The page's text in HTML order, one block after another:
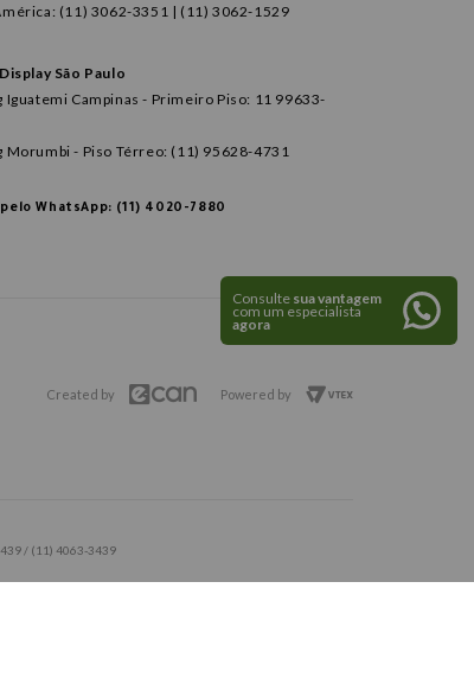
(11) 3062-3351 | (11) 3062-1529
São Paulo
Iguatemi Campinas - Primeiro Piso: 11 99633-
Morumbi - Piso Térreo: (11) 95628-4731
WhatsApp: (11) 4020-7880
Created by Powered by
/ (11) 4063-3439
Consulte sua vantagem
com um especialista
agora